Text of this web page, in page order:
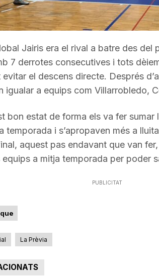
a
o
n
Jairis era el rival a batre des del
7 derrotes consecutives i tots
el descens directe. Després
igualar a equips com Villarrobledo,
bon estat de forma els va fer
temporada i s’apropaven més a
aquest pas endavant que van
equips a mitja temporada per poder
PUBLICITAT
La Prèvia